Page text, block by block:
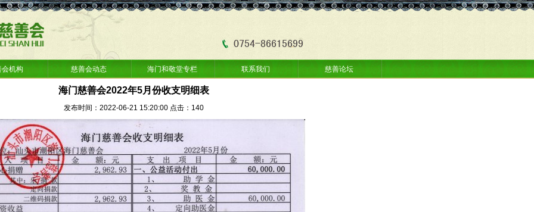
会机构 慈善会动态 海门和敬堂专栏 联系我们 慈善论坛
海门慈善会2022年5月份收支明细表
发布时间：2022-06-21 15:20:00 点击： 140